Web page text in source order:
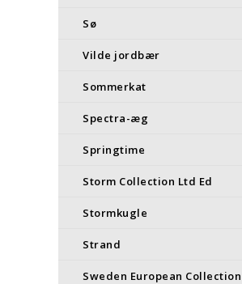
Sø
Vilde jordbær
Sommerkat
Spectra-æg
Springtime
Storm Collection Ltd Ed
Stormkugle
Strand
Sweden European Collection